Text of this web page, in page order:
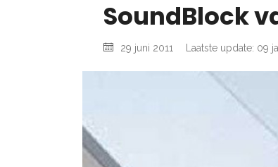
SoundBlock
29 juni 2011 Laatste update: 09